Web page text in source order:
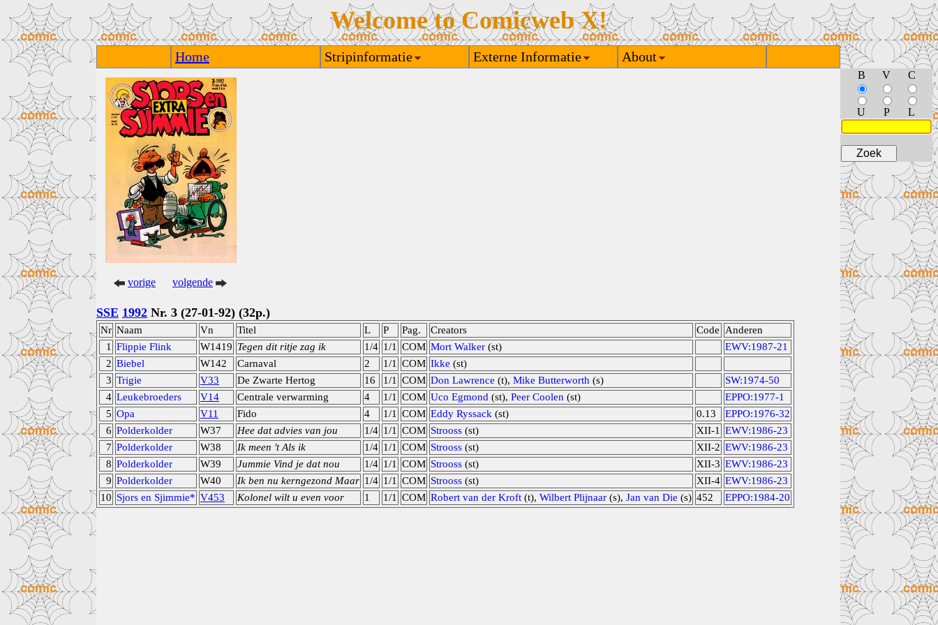
Welcome to Comicweb X!
Home Stripinformatie Externe Informatie About
vorige volgende
SSE 1992 Nr. 3 (27-01-92) (32p.)
Nr Naam Vn Titel L P Pag. Creators Code
Anderen
1
Flippie Flink W1419 Tegen dit ritje zag ik 1/4 1/1 COM Mort Walker (st)
EWV:1987-21
2 Biebel W142 Carnaval 2 1/1 COM Ikke (st)
3 Trigie V33 De Zwarte Hertog 16 1/1 COM Don Lawrence (t), Mike Butterworth (s)
SW:1974-50
4 Leukebroeders V14 Centrale verwarming 4 1/1 COM Uco Egmond (st), Peer Coolen (st)
EPPO:1977-1
5 Opa V11 Fido 4 1/1 COM Eddy Ryssack (st) 0.13
EPPO:1976-32
6 Polderkolder W37 Hee dat advies van jou 1/4 1/1 COM Strooss (st) XII-1
EWV:1986-23
7 Polderkolder W38 Ik meen 't Als ik 1/4 1/1 COM Strooss (st) XII-2 EWV:1986-23
8 Polderkolder W39 Jummie Vind je dat nou 1/4 1/1 COM Strooss (st) XII-3 EWV:1986-23
9 Polderkolder W40 Ik ben nu kerngezond Maar 1/4 1/1 COM Strooss (st) XII-4 EWV:1986-23
10 Sjors en Sjimmie* V453 Kolonel wilt u even voor 1 1/1 COM Robert van der Kroft (t), Wilbert Plijnaar (s), Jan van Die (s) 452 EPPO:1984-20
B V C
U P L